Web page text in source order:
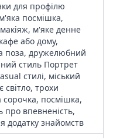
для профілю
посмішка,
м'яке денне
або дому,
поза, дружелюбний
стиль Портрет
стилі, міський
світло, трохи
сорочка, посмішка,
про впевненість,
додатку знайомств